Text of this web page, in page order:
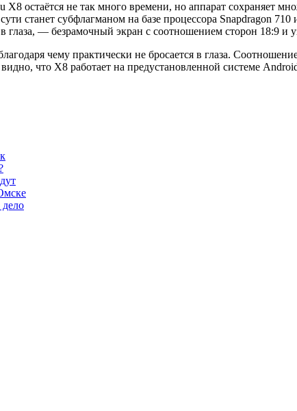
X8 остаётся не так много времени, но аппарат сохраняет
станет субфлагманом на базе процессора Snapdragon
глаза, — безрамочный экран с соотношением сторон 18:9 и
чему практически не бросается в глаза.
что X8 работает на предустановленной системе
дело